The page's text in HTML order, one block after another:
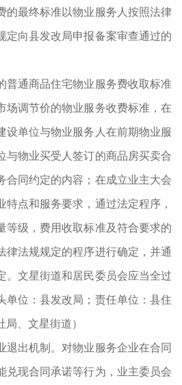
的最终标准以物业服务人按照法律
定向县发改局申报备案审查通过的
通商品住宅物业服务费收取标准
场调节价的物业服务收费标准，在
设单位与物业服务人在前期物业服
与物业买受人签订的商品房买卖合
合同约定的内容；在成立业主大会
特点和服务要求，通过法定程序，
等级，费用收取标准及符合要求的
律法规规定的程序进行确定，并通
。文星街道和居民委员会应当全过
单位：县发改局；责任单位：县住
、文星街道）
出机制。对物业服务企业在合同
兑现合同承诺等行为，业主委员会